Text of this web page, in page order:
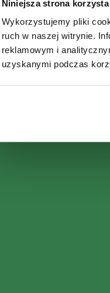
Niniejsza strona
Wykorzystujemy pliki
ruch w naszej witrynie.
reklamowym i
uzyskanymi podczas